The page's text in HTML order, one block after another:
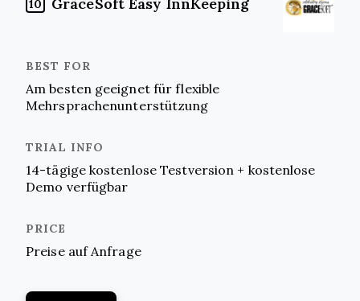
10
Am besten geeignet für flexible
Mehrsprachenunterstützung
14-tägige kostenlose Testversion + kostenlose
Demo verfügbar
Preise auf Anfrage